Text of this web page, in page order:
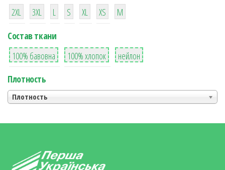
38
2XL
16
3XL
42
L
42
S
42
XL XS
М
Состав ткани
8
100% бавовна
36
100% хлопок
2
нейлон
Плотность
Плотность